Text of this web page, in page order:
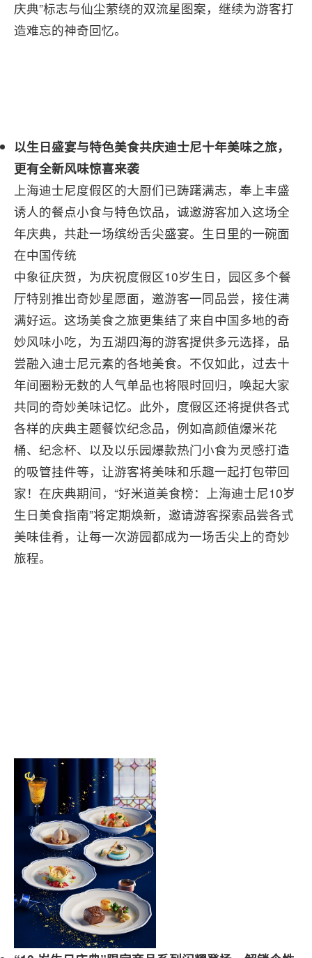
庆典”标志与仙尘萦绕的双流星图案，继续为游客打
造难忘的神奇回忆。
以生日盛宴与特色美食共庆迪士尼十年美味之旅，
更有全新风味惊喜来袭
上海迪士尼度假区的大厨们已踌躇满志，奉上丰盛
诱人的餐点小食与特色饮品，诚邀游客加入这场全
年庆典，共赴一场缤纷舌尖盛宴。生日里的一碗面
在中国传统
中象征庆贺，为庆祝度假区10岁生日，园区多个餐
厅特别推出奇妙星愿面，邀游客一同品尝，接住满
满好运。这场美食之旅更集结了来自中国多地的奇
妙风味小吃，为五湖四海的游客提供多元选择，品
尝融入迪士尼元素的各地美食。不仅如此，过去十
年间圈粉无数的人气单品也将限时回归，唤起大家
共同的奇妙美味记忆。此外，度假区还将提供各式
各样的庆典主题餐饮纪念品，例如高颜值爆米花
桶、纪念杯、以及以乐园爆款热门小食为灵感打造
的吸管挂件等，让游客将美味和乐趣一起打包带回
家！在庆典期间，“好米道美食榜：上海迪士尼10岁
生日美食指南”将定期焕新，邀请游客探索品尝各式
美味佳肴，让每一次游园都成为一场舌尖上的奇妙
旅程。